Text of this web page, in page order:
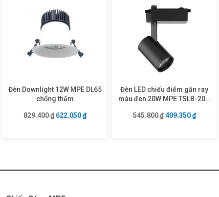
Đèn Downlight 12W MPE DL65
chống thấm
829.400₫ Giá gốc là: 829.400 ₫.
622.050₫Giá hiện tại là: 622.050 ₫.
Đèn LED chiếu điểm gắn ray
màu đen 20W MPE TSLB-20N
545.800₫ Giá gốc là:
409.350₫Giá